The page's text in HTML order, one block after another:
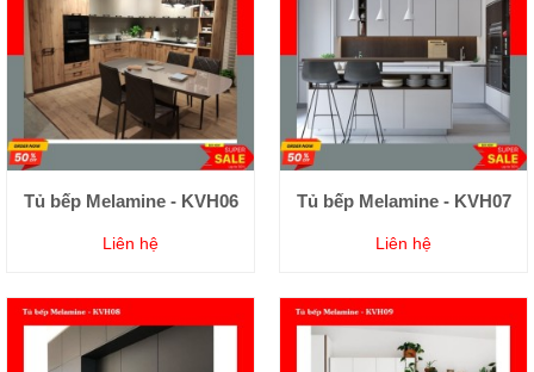
Tủ bếp Melamine - KVH06
Liên hệ
Tủ bếp Melamine - KVH07
Liên hệ